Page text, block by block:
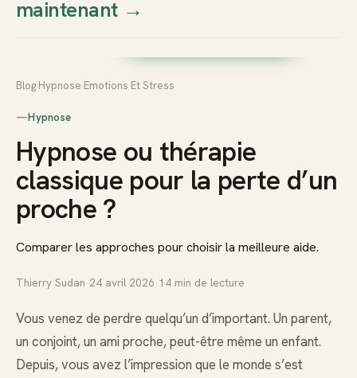
Thierry
Prendre rendez-vous dès
maintenant→
Blog Hypnose Emotions Et Stress
—Hypnose
Hypnose ou thérapie
classique pour la perte d’un
proche ?
Comparer les approches pour choisir la meilleure aide.
Thierry Sudan 24 avril 2026 14 min de lecture
Vous venez de perdre quelqu’un d’important. Un parent,
un conjoint, un ami proche, peut-être même un enfant.
Depuis, vous avez l’impression que le monde s’est